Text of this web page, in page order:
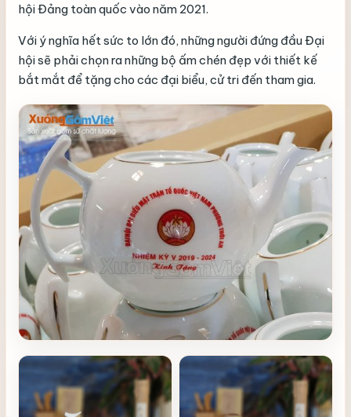
hội Đảng toàn quốc vào năm 2021.
Với ý nghĩa hết sức to lớn đó, những người đứng đầu Đại
hội sẽ phải chọn ra những bộ ấm chén đẹp với thiết kế
bắt mắt để tặng cho các đại biểu, cử tri đến tham gia.